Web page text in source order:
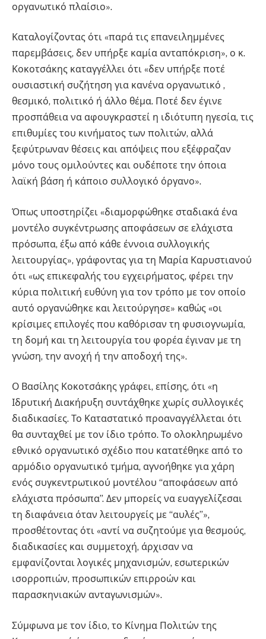
οργανωτικό πλαίσιο».
Καταλογίζοντας ότι «παρά τις επανειλημμένες
παρεμβάσεις, δεν υπήρξε καμία ανταπόκριση», ο κ.
Κοκοτσάκης καταγγέλλει ότι «δεν υπήρξε ποτέ
ουσιαστική συζήτηση για κανένα οργανωτικό ,
θεσμικό, πολιτικό ή άλλο θέμα. Ποτέ δεν έγινε
προσπάθεια να αφουγκραστεί η ιδιότυπη ηγεσία, τις
επιθυμίες του κινήματος των πολιτών, αλλά
ξεφύτρωναν θέσεις και απόψεις που εξέφραζαν
μόνο τους ομιλούντες και ουδέποτε την όποια
λαϊκή βάση ή κάποιο συλλογικό όργανο».
Όπως υποστηρίζει «διαμορφώθηκε σταδιακά ένα
μοντέλο συγκέντρωσης αποφάσεων σε ελάχιστα
πρόσωπα, έξω από κάθε έννοια συλλογικής
λειτουργίας», γράφοντας για τη Μαρία Καρυστιανού
ότι «ως επικεφαλής του εγχειρήματος, φέρει την
κύρια πολιτική ευθύνη για τον τρόπο με τον οποίο
αυτό οργανώθηκε και λειτούργησε» καθώς «οι
κρίσιμες επιλογές που καθόρισαν τη φυσιογνωμία,
τη δομή και τη λειτουργία του φορέα έγιναν με τη
γνώση, την ανοχή ή την αποδοχή της».
Ο Βασίλης Κοκοτσάκης γράφει, επίσης, ότι «η
Ιδρυτική Διακήρυξη συντάχθηκε χωρίς συλλογικές
διαδικασίες. Το Καταστατικό προαναγγέλλεται ότι
θα συνταχθεί με τον ίδιο τρόπο. Το ολοκληρωμένο
εθνικό οργανωτικό σχέδιο που κατατέθηκε από το
αρμόδιο οργανωτικό τμήμα, αγνοήθηκε για χάρη
ενός συγκεντρωτικού μοντέλου “αποφάσεων από
ελάχιστα πρόσωπα”. Δεν μπορείς να ευαγγελίζεσαι
τη διαφάνεια όταν λειτουργείς με “αυλές”»,
προσθέτοντας ότι «αντί να συζητούμε για θεσμούς,
διαδικασίες και συμμετοχή, άρχισαν να
εμφανίζονται λογικές μηχανισμών, εσωτερικών
ισορροπιών, προσωπικών επιρροών και
παρασκηνιακών ανταγωνισμών».
Σύμφωνα με τον ίδιο, το Κίνημα Πολιτών της